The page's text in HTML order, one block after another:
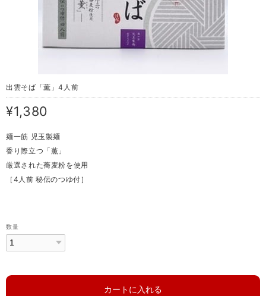
出雲そば「薫」4人前
¥1,380
麺一筋 児玉製麺
香り際立つ「薫」
厳選された蕎麦粉を使用
［4人前 秘伝のつゆ付］
数量
カートに入れる